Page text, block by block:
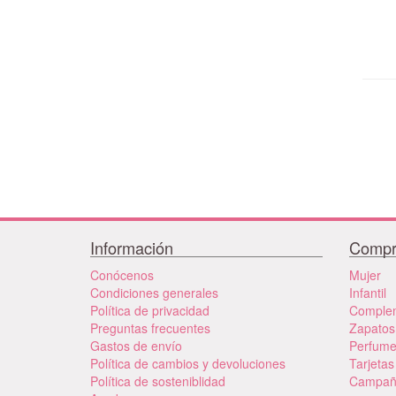
Información
Conócenos
Condiciones generales
Política de privacidad
Preguntas frecuentes
Gastos de envío
Política de cambios y devoluciones
Política de sosteniblidad
Mujer
Infantil
Perfume